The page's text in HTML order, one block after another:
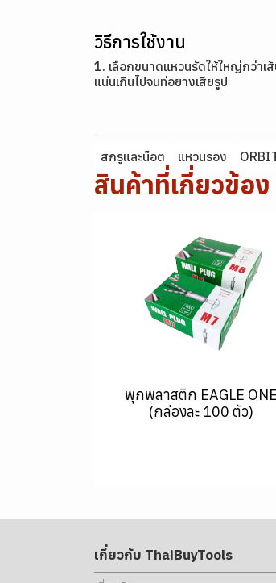
วิธีการใช้งาน
1. เลือกขนาดแหวนรัดให้ใหญ่กว่า
แน่นเกินไปจนท่อยางเสียรูป
สกรูและน็อต แหวนรอง
สินค้าที่เกี่ยวข้อง
พุกพลาสติก EAGLE ONE
(กล่องละ 100 ตัว)
เกี่ยวกับ ThaiBuyTools